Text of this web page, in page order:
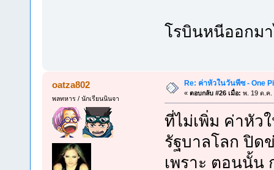
โรบินหนีออกม
oatza802
พลทหาร / นักเรียนนินจา
Re: ค่าหัวในวันพีซ - One
« ตอบกลับ #26 เมื่อ: พ. 19 ต.ค.
ที่ไม่เพิ่ม ค่าหัว
รัฐบาลโลก ปิด
เพราะ ตอนนั้น